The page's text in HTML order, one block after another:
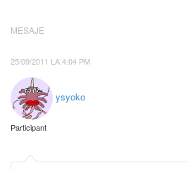
MESAJE
25/09/2011 LA 4:04 PM
ysyoko
Participant